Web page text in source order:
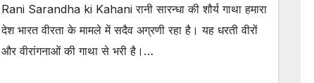
Rani Sarandha ki Kahani रानी सारन्धा की शौर्य गाथा हमारा
देश भारत वीरता के मामले में सदैव अग्रणी रहा है। यह धरती वीरों
और वीरांगनाओं की गाथा से भरी है।…